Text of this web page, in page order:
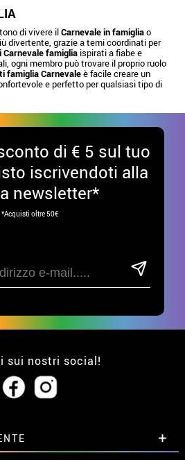
di vivere ilCarnevale in famigliao
divertente, grazie a temi coordinati per
famiglia ispirati a fiabe e
ogni membro può trovare il proprio ruolo
famiglia Carnevaleè facile creare un
e perfetto per qualsiasi tipo di
di € 5 sul tuo
iscrivendoti alla
newsletter*
*Acquisti oltre 50€
sui nostri social!